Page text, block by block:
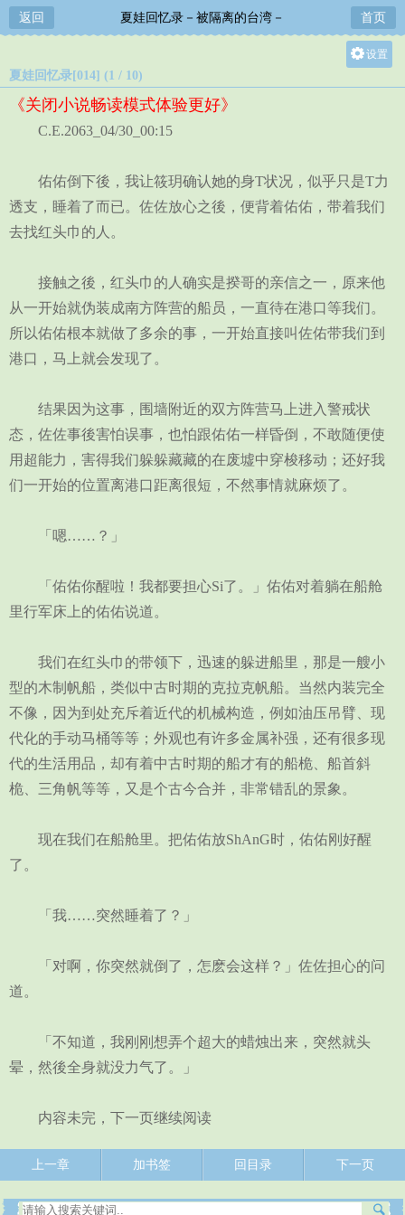
返回 夏娃回忆录－被隔离的台湾－ 首页
设置
夏娃回忆录[014] (1 / 10)
《关闭小说畅读模式体验更好》
C.E.2063_04/30_00:15
佑佑倒下後，我让筱玥确认她的身T状况，似乎只是T力
透支，睡着了而已。佐佐放心之後，便背着佑佑，带着我们
去找红头巾的人。
接触之後，红头巾的人确实是揆哥的亲信之一，原来他
从一开始就伪装成南方阵营的船员，一直待在港口等我们。
所以佑佑根本就做了多余的事，一开始直接叫佐佑带我们到
港口，马上就会发现了。
结果因为这事，围墙附近的双方阵营马上进入警戒状
态，佐佐事後害怕误事，也怕跟佑佑一样昏倒，不敢随便使
用超能力，害得我们躲躲藏藏的在废墟中穿梭移动；还好我
们一开始的位置离港口距离很短，不然事情就麻烦了。
「嗯……？」
「佑佑你醒啦！我都要担心Si了。」佑佑对着躺在船舱
里行军床上的佑佑说道。
我们在红头巾的带领下，迅速的躲进船里，那是一艘小
型的木制帆船，类似中古时期的克拉克帆船。当然内装完全
不像，因为到处充斥着近代的机械构造，例如油压吊臂、现
代化的手动马桶等等；外观也有许多金属补强，还有很多现
代的生活用品，却有着中古时期的船才有的船桅、船首斜
桅、三角帆等等，又是个古今合并，非常错乱的景象。
现在我们在船舱里。把佑佑放ShAnG时，佑佑刚好醒
了。
「我……突然睡着了？」
「对啊，你突然就倒了，怎麽会这样？」佐佐担心的问
道。
「不知道，我刚刚想弄个超大的蜡烛出来，突然就头
晕，然後全身就没力气了。」
内容未完，下一页继续阅读
上一章 加书签 回目录 下一页